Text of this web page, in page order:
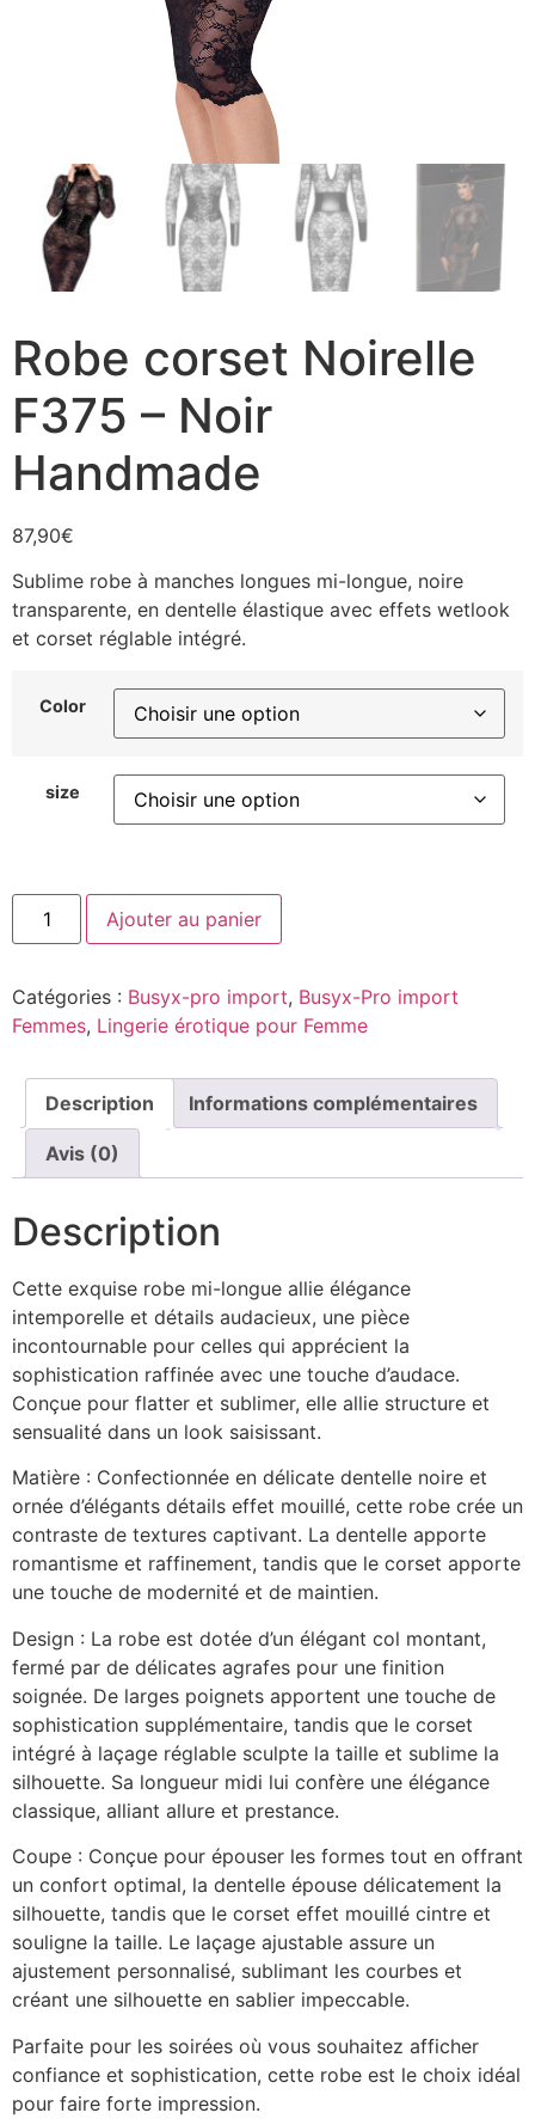
Robe corset Noirelle
F375 – Noir
Handmade
87,90€
Sublime robe à manches longues mi-longue, noire
transparente, en dentelle élastique avec effets wetlook
et corset réglable intégré.
Color
size
Ajouter au panier
Catégories : Busyx-pro import, Busyx-Pro import
Femmes, Lingerie érotique pour Femme
Description Informations complémentaires
Avis (0)
Description
Cette exquise robe mi-longue allie élégance
intemporelle et détails audacieux, une pièce
incontournable pour celles qui apprécient la
sophistication raffinée avec une touche d’audace.
Conçue pour flatter et sublimer, elle allie structure et
sensualité dans un look saisissant.
Matière : Confectionnée en délicate dentelle noire et
ornée d’élégants détails effet mouillé, cette robe crée un
contraste de textures captivant. La dentelle apporte
romantisme et raffinement, tandis que le corset apporte
une touche de modernité et de maintien.
Design : La robe est dotée d’un élégant col montant,
fermé par de délicates agrafes pour une finition
soignée. De larges poignets apportent une touche de
sophistication supplémentaire, tandis que le corset
intégré à laçage réglable sculpte la taille et sublime la
silhouette. Sa longueur midi lui confère une élégance
classique, alliant allure et prestance.
Coupe : Conçue pour épouser les formes tout en offrant
un confort optimal, la dentelle épouse délicatement la
silhouette, tandis que le corset effet mouillé cintre et
souligne la taille. Le laçage ajustable assure un
ajustement personnalisé, sublimant les courbes et
créant une silhouette en sablier impeccable.
Parfaite pour les soirées où vous souhaitez afficher
confiance et sophistication, cette robe est le choix idéal
pour faire forte impression.